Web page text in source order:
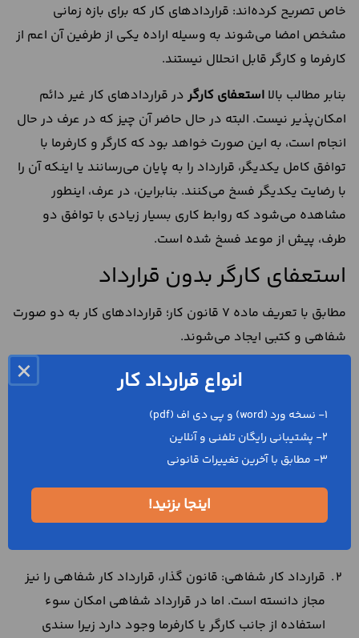
خاص تصریح کرده‌اند: قراردادهای کار که برای بازه زمانی
مشخص امضا می‌شوند به وسیله اراده یکی از طرفین آن اعم از
کارفرما و کارگر قابل انحلال نیستند.
بنابر مطالب بالا استعفای کارگر در قراردادهای کار غیر دائم
امکان‌پذیر نیست. البته در حال حاضر آن چیز که در عرف در حال
انجام است، به این صورت خواهد بود که کارگر و کارفرما با
توافق کامل یکدیگر، قرارداد را به پایان می‌رسانند یا اینکه آن را
با رضایت یکدیگر فسخ می‌کنند. بنابراین، در عرف، اینطور
مشاهده می‌شود که روابط کاری بسیار زیادی با توافق دو
طرف، پیش از موعد فسخ شده است.
استعفای کارگر بدون قرارداد
مطابق با تعریف ماده 7 قانون کار؛ قراردادهای کار به دو صورت
شفاهی و کتبی ایجاد می‌شوند.
قرارداد کار کتبی: قرارداد کار که به صورت کتبی تنظیم
شده است و طرفین یعنی کارفرما و کارگر، آن را امضا
کرده‌اند از اعتبار و امتیاز یک سند عادی
در صورتی که قرارداد به صورت مکتوب باشد و در
خصوص رعایت مفاد آن، بین طرفین اختلافی به وجود
بیاید آن‌ها می‌توانند به متن قرارداد مراجعه کنند و
شخصی که مفاد قرارداد را زیر پا گذاشته است شناسایی
قرارداد کار شفاهی: قانون گذار، قرارداد کار شفاهی را نیز
مجاز دانسته است. اما در قرارداد شفاهی امکان سوء
استفاده از جانب کارگر یا کارفرما وجود دارد زیرا سندی
× انواع قرارداد کار
1- نسخه ورد (word) و پی دی اف (pdf)
2- پشتیبانی رایگان تلفنی و آنلاین
3- مطابق با آخرین تغییرات قانونی
اینجا بزنید!